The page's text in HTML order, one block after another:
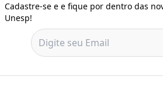
Cadastre-se e e fique por dentro das
Unesp!